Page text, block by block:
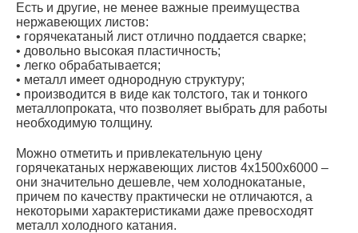
Есть и другие, не менее важные преимущества
нержавеющих листов:
• горячекатаный лист отлично поддается сварке;
• довольно высокая пластичность;
• легко обрабатывается;
• металл имеет однородную структуру;
• производится в виде как толстого, так и тонкого
металлопроката, что позволяет выбрать для работы
необходимую толщину.
Можно отметить и привлекательную цену
горячекатаных нержавеющих листов 4х1500х6000 –
они значительно дешевле, чем холоднокатаные,
причем по качеству практически не отличаются, а
некоторыми характеристиками даже превосходят
металл холодного катания.